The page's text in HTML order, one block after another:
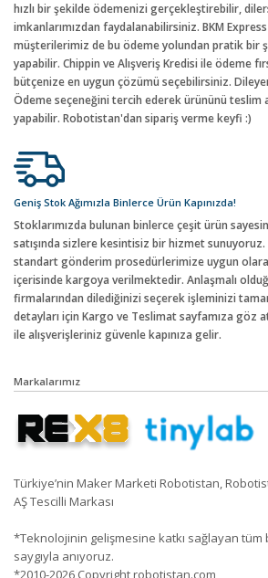
hızlı bir şekilde ödemenizi gerçekleştirebilir,
imkanlarımızdan faydalanabilirsiniz. BKM Express
müşterilerimiz de bu ödeme yolundan pratik bir
yapabilir. Chippin ve Alışveriş Kredisi ile ödeme
bütçenize en uygun çözümü seçebilirsiniz.
Ödeme seçeneğini tercih ederek ürününü teslim
yapabilir. Robotistan'dan sipariş verme keyfi :)
Geniş Stok Ağımızla Binlerce Ürün Kapınızda!
Stoklarımızda bulunan binlerce çeşit ürün
satışında sizlere kesintisiz bir hizmet
standart gönderim prosedürlerimize uygun
içerisinde kargoya verilmektedir. Anlaşmalı
firmalarından dilediğinizi seçerek işleminizi
detayları için Kargo ve Teslimat sayfamıza göz
ile alışverişleriniz güvenle kapınıza gelir.
Markalarımız
Türkiye’nin Maker Marketi Robotistan,
AŞ Tescilli Markası
*Teknolojinin gelişmesine katkı sağlayan tüm
saygıyla anıyoruz.